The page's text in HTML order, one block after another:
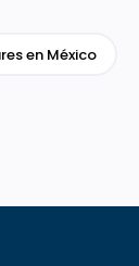
en México